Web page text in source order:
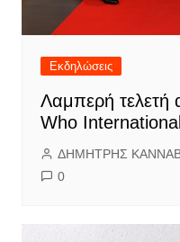
Εκδηλώσεις
Λαμπερή τελετή
Who
ΔΗΜΗΤΡΗΣ
0